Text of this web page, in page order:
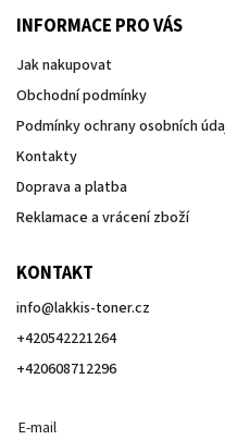
INFORMACE PRO VÁS
Jak nakupovat
Obchodní podmínky
Podmínky ochrany osobních
Kontakty
Doprava a platba
Reklamace a vrácení zboží
KONTAKT
info@lakkis-toner.cz
+420542221264
+420608712296
E-mail